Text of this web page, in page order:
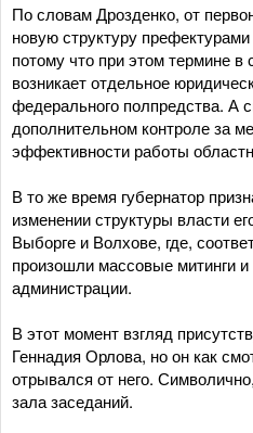
По словам Дрозденко, от
новую структуру
потому что при этом термине в
возникает отдельное
федерального полпредства. А
дополнительном контроле за
эффективности работы
В то же время губернатор
изменении структуры власти
Выборге и Волхове, где,
произошли массовые митинги
администрации.
В этот момент взгляд
Геннадия Орлова, но он как
отрывался от него.
зала заседаний.